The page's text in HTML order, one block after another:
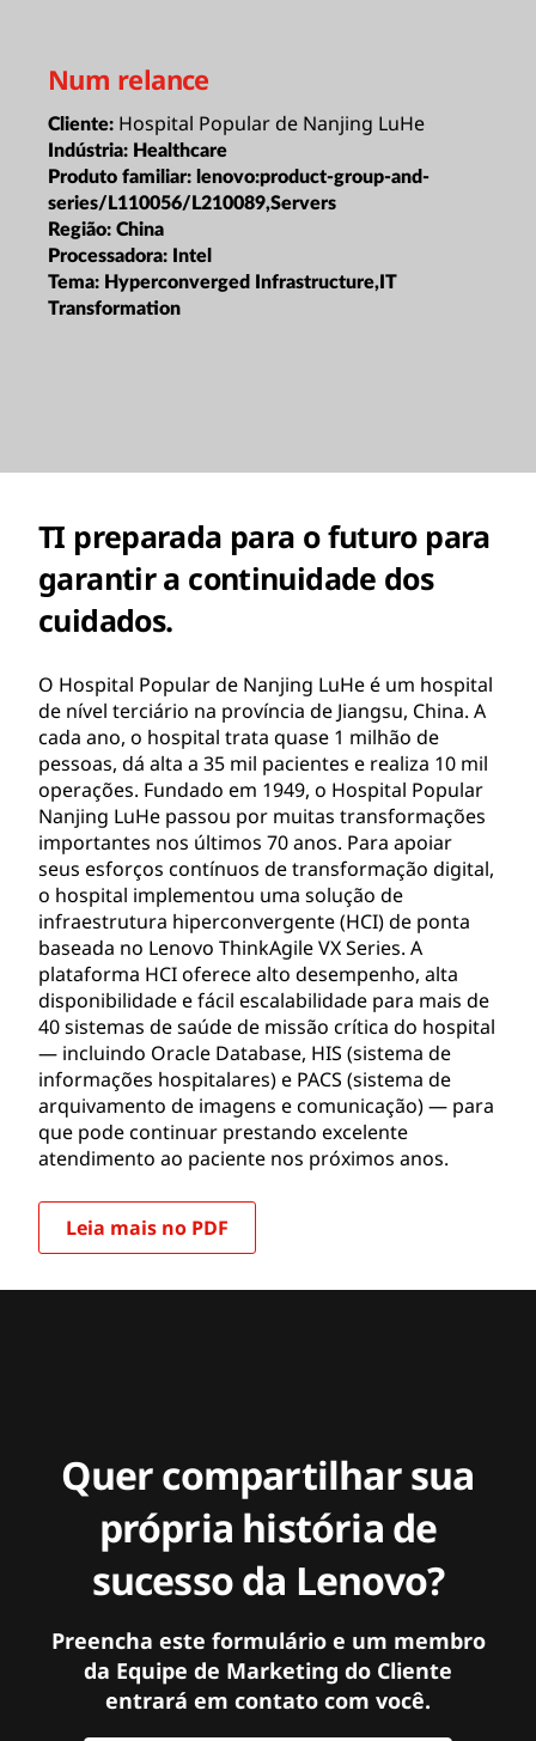
Num relance
Cliente: Hospital Popular de Nanjing LuHe
Indústria: Healthcare
Produto familiar: lenovo:product-group-and-
series/L110056/L210089,Servers
Região: China
Processadora: Intel
Tema: Hyperconverged Infrastructure,IT
Transformation
TI preparada para o futuro para
garantir a continuidade dos
cuidados.
O Hospital Popular de Nanjing LuHe é um hospital
de nível terciário na província de Jiangsu, China. A
cada ano, o hospital trata quase 1 milhão de
pessoas, dá alta a 35 mil pacientes e realiza 10 mil
operações. Fundado em 1949, o Hospital Popular
Nanjing LuHe passou por muitas transformações
importantes nos últimos 70 anos. Para apoiar
seus esforços contínuos de transformação digital,
o hospital implementou uma solução de
infraestrutura hiperconvergente (HCI) de ponta
baseada no Lenovo ThinkAgile VX Series. A
plataforma HCI oferece alto desempenho, alta
disponibilidade e fácil escalabilidade para mais de
40 sistemas de saúde de missão crítica do hospital
— incluindo Oracle Database, HIS (sistema de
informações hospitalares) e PACS (sistema de
arquivamento de imagens e comunicação) — para
que pode continuar prestando excelente
atendimento ao paciente nos próximos anos.
Leia mais no PDF
Quer compartilhar sua
própria história de
sucesso da Lenovo?
Preencha este formulário e um membro
da Equipe de Marketing do Cliente
entrará em contato com você.